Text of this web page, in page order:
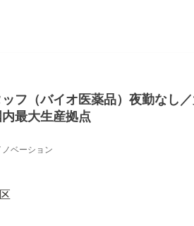
フ（バイオ医薬品）夜勤なし
最大生産拠点
ベーション